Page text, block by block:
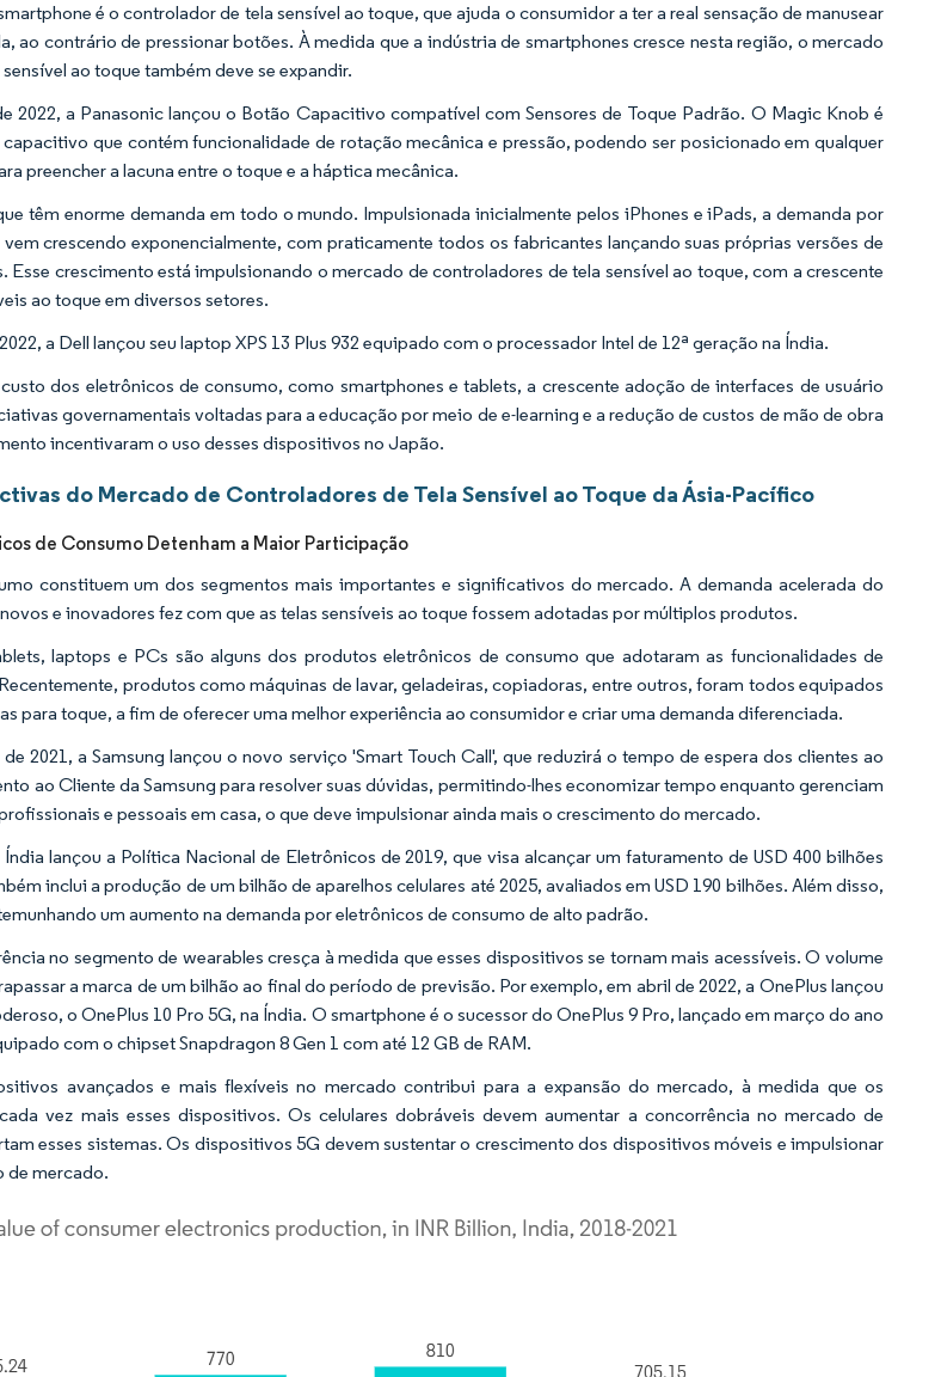
é o controlador de tela sensível ao toque, que ajuda o consumidor a ter a real sensação de manusear
ao contrário de pressionar botões. À medida que a indústria de smartphones cresce nesta região, o mercado
ao toque também deve se expandir.
2022, a Panasonic lançou o Botão Capacitivo compatível com Sensores de Toque Padrão. O Magic Knob é
que contém funcionalidade de rotação mecânica e pressão, podendo ser posicionado em qualquer
preencher a lacuna entre o toque e a háptica mecânica.
têm enorme demanda em todo o mundo. Impulsionada inicialmente pelos iPhones e iPads, a demanda por
crescendo exponencialmente, com praticamente todos os fabricantes lançando suas próprias versões de
crescimento está impulsionando o mercado de controladores de tela sensível ao toque, com a crescente
ao toque em diversos setores.
a Dell lançou seu laptop XPS 13 Plus 932 equipado com o processador Intel de 12ª geração na Índia.
dos eletrônicos de consumo, como smartphones e tablets, a crescente adoção de interfaces de usuário
governamentais voltadas para a educação por meio de e-learning e a redução de custos de mão de obra
incentivaram o uso desses dispositivos no Japão.
do Mercado de Controladores de Tela Sensível ao Toque da Ásia-Pacífico
de Consumo Detenham a Maior Participação
constituem um dos segmentos mais importantes e significativos do mercado. A demanda acelerada do
e inovadores fez com que as telas sensíveis ao toque fossem adotadas por múltiplos produtos.
laptops e PCs são alguns dos produtos eletrônicos de consumo que adotaram as funcionalidades de
produtos como máquinas de lavar, geladeiras, copiadoras, entre outros, foram todos equipados
para toque, a fim de oferecer uma melhor experiência ao consumidor e criar uma demanda diferenciada.
2021, a Samsung lançou o novo serviço 'Smart Touch Call', que reduzirá o tempo de espera dos clientes ao
ao Cliente da Samsung para resolver suas dúvidas, permitindo-lhes economizar tempo enquanto gerenciam
e pessoais em casa, o que deve impulsionar ainda mais o crescimento do mercado.
lançou a Política Nacional de Eletrônicos de 2019, que visa alcançar um faturamento de USD 400 bilhões
inclui a produção de um bilhão de aparelhos celulares até 2025, avaliados em USD 190 bilhões. Além disso,
um aumento na demanda por eletrônicos de consumo de alto padrão.
no segmento de wearables cresça à medida que esses dispositivos se tornam mais acessíveis. O volume
a marca de um bilhão ao final do período de previsão. Por exemplo, em abril de 2022, a OnePlus lançou
o OnePlus 10 Pro 5G, na Índia. O smartphone é o sucessor do OnePlus 9 Pro, lançado em março do ano
com o chipset Snapdragon 8 Gen 1 com até 12 GB de RAM.
avançados e mais flexíveis no mercado contribui para a expansão do mercado, à medida que os
vez mais esses dispositivos. Os celulares dobráveis devem aumentar a concorrência no mercado de
esses sistemas. Os dispositivos 5G devem sustentar o crescimento dos dispositivos móveis e impulsionar
de mercado.